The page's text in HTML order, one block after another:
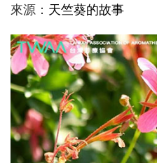
來源： 天竺葵的故事